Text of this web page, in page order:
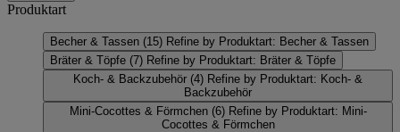
Produktart
Becher & Tassen (15) Refine by Produktart: Becher & Tassen
Bräter & Töpfe (7) Refine by Produktart: Bräter & Töpfe
Koch- & Backzubehör (4) Refine by Produktart: Koch- &
Backzubehör
Mini-Cocottes & Förmchen (6) Refine by Produktart: Mini-
Cocottes & Förmchen